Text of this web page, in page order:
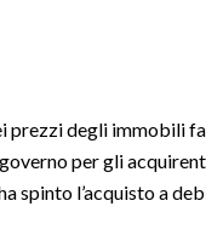
prezzi degli immobili
per gli
spinto l’acquisto a